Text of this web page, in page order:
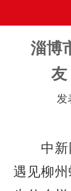
淄博
友
发
中新网
遇见柳